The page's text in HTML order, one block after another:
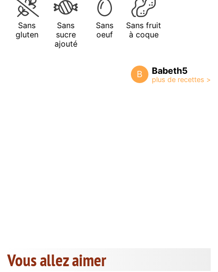
Sans
gluten
Sans
sucre
ajouté
Sans
oeuf
Sans fruit
à coque
B Babeth5
Vous allez aimer